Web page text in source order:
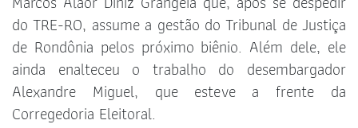
do TRE-RO, assume a gestão do Tribunal de Justiça
de Rondônia pelos próximo biênio. Além dele, ele
ainda enalteceu o trabalho do desembargador
Alexandre Miguel, que esteve a frente da
Corregedoria Eleitoral.